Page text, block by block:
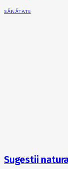
SĂNĂTATE
Sugestii